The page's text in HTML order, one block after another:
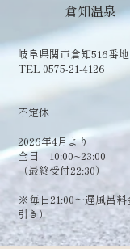
倉知温泉
岐阜県関市倉知516番
TEL 0575-21-4126
​不定休
2026年4月より
全日 10:00~23:00
（最終受付22:30）
​※毎日21:00～遅風呂
引き）